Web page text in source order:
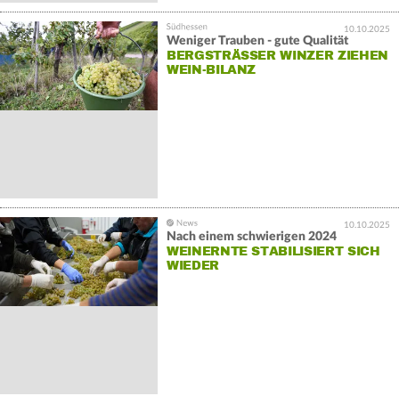
10.10.2025
Weniger Trauben - gute Qualität
BERGSTRÄSSER WINZER ZIEHEN W
EIN-BILANZ
10.10.2025
Nach einem schwierigen 2024
WEINERNTE STABILISIERT SICH
WIEDER